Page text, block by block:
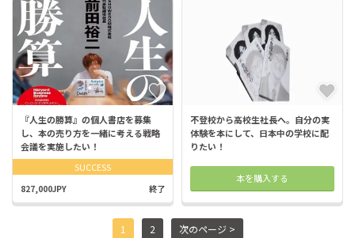
『人生の勝算』の個人書店を募集
し、本の売り方を一緒に考える戦略
会議を実施したい！
SUCCESS
827,000JPY 終了
不登校から高校生社長へ。自分の実
体験を本にして、日本中の学校に配
りたい！
本を購入する
1 2 次のページ >